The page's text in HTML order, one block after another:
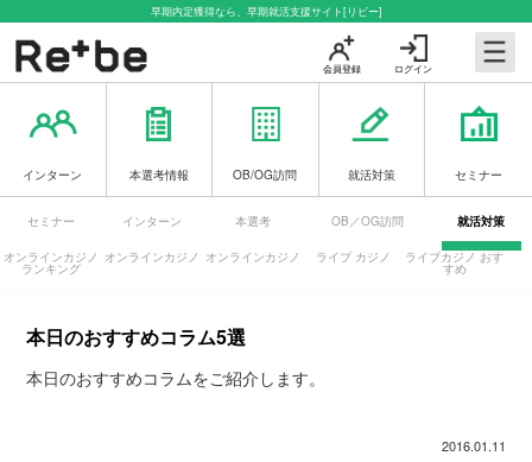
早期内定獲得なら、早期就活支援サイト[リビー]
ログイン
会員登録
インターン 本選考情報 OB/OG訪問 就活対策 セミナー
セミナー インターン 本選考 OB／OG訪問 就活対策
オンラインカジノ
ランキング
オンラインカジノ オンラインカジノ ライブ カジノ ライブカジノ おす
すめ
本日のおすすめコラム5選
本日のおすすめコラムをご紹介します。
2016.01.11